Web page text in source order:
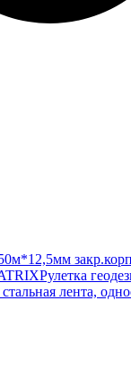
Рулетка
лента,